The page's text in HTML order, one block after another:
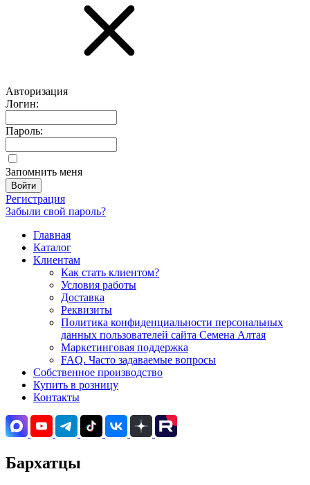
Авторизация
Логин:
Пароль:
Запомнить меня
Регистрация
Забыли свой пароль?
Главная
Каталог
Клиентам
Как стать клиентом?
Условия работы
Доставка
Реквизиты
Политика конфиденциальности персональных
данных пользователей сайта Семена Алтая
Маркетинговая поддержка
FAQ. Часто задаваемые вопросы
Собственное производство
Купить в розницу
Контакты
Бархатцы